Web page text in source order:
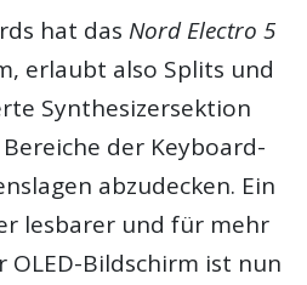
hat dasNord Electro 5
erlaubt also Splits und
Synthesizersektion
der Keyboard-
abzudecken. Ein
lesbarer und für mehr
OLED-Bildschirm ist nun